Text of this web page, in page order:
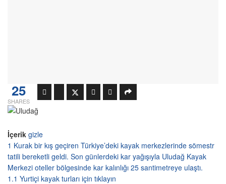
25
SHARES
İçerik gizle
1 Kurak bir kış geçiren Türkiye’deki kayak merkezlerinde sömestr
tatili bereketli geldi. Son günlerdeki kar yağışıyla Uludağ Kayak
Merkezi oteller bölgesinde kar kalınlığı 25 santimetreye ulaştı.
1.1 Yurtiçi kayak turları için tıklayın